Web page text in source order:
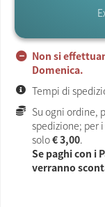
Non si
Domenica.
Tempi di
Su ogni ordine,
spedizione; per
solo€ 3,00.
Se paghi con i
verranno